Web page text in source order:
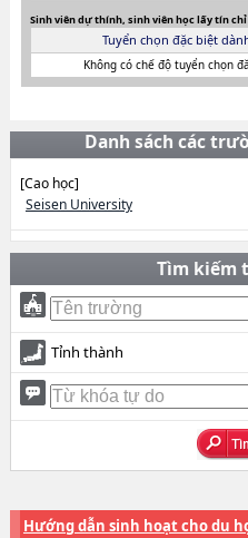
Sinh viên dự thính, sinh viên học lấy tín
Tuyển chọn đặc biệt
Không có chế độ tuyển chọn
Danh sách các
[Cao học]
Seisen University
Tìm kiếm
Tỉnh thành
Hướng dẫn sinh hoạt cho du